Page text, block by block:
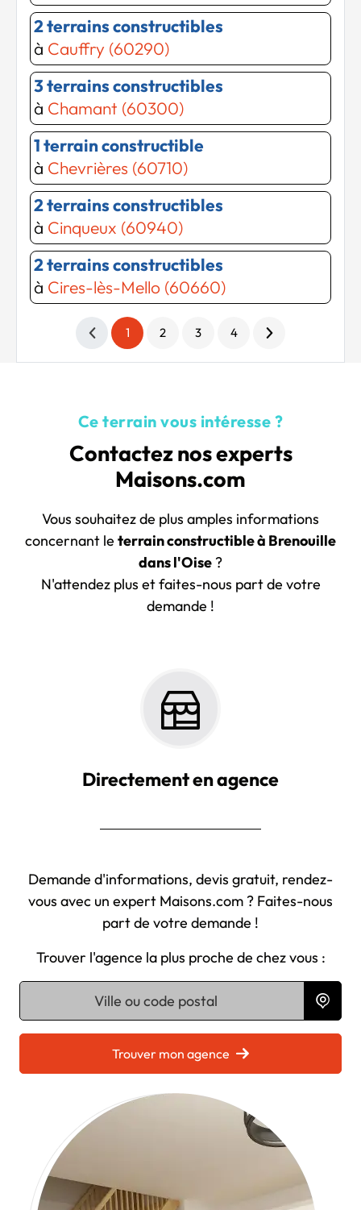
2 terrains constructibles
à Cauffry (60290)
3 terrains constructibles
à Chamant (60300)
1 terrain constructible
à Chevrières (60710)
2 terrains constructibles
à Cinqueux (60940)
2 terrains constructibles
à Cires-lès-Mello (60660)
1 2 3 4
Ce terrain vous intéresse ?
Contactez nos experts
Maisons.com
Vous souhaitez de plus amples informations
concernant le terrain constructible à Brenouille
dans l'Oise ?
N'attendez plus et faites-nous part de votre
demande !
Directement en agence
Demande d'informations, devis gratuit, rendez-
vous avec un expert Maisons.com ? Faites-nous
part de votre demande !
Trouver l'agence la plus proche de chez vous :
Chargement...
Trouver mon agence